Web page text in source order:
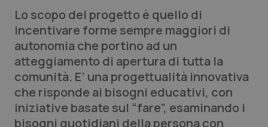
Lettere al direttore
Edizioni Regionali
QS Pro
Professionisti Sanitari.AI
Lo scopo del progetto è quello di
incentivare forme sempre maggiori di
autonomia che portino ad un
atteggiamento di apertura di tutta la
comunità. E’ una progettualità innovativa
che risponde ai bisogni educativi, con
iniziative basate sul “fare”, esaminando i
bisogni quotidiani della persona con